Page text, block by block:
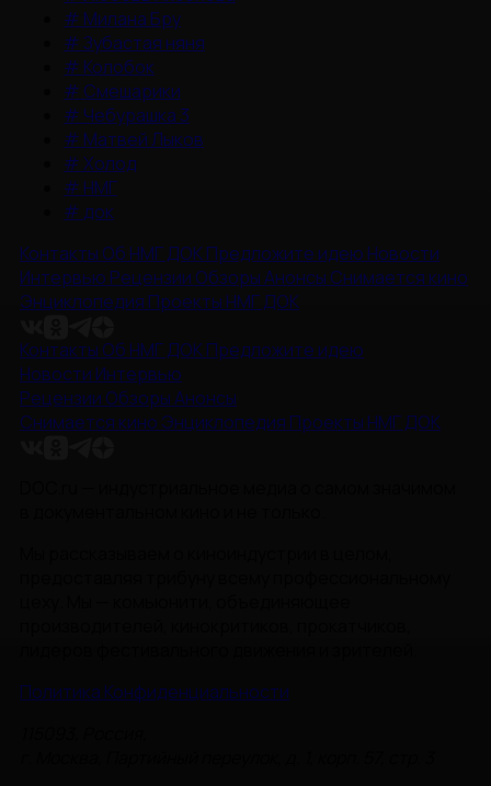
# Милана Бру
#Зубастая няня
# Колобок
# Смешарики
# Чебурашка 3
# Матвей Лыков
#Холод
# НМГ
# док
Контакты Об НМГ ДОКПредложите идею Новости
Интервью Рецензии ОбзорыАнонсы Снимается кино
Энциклопедия Проекты НМГ ДОК
Контакты Об НМГ ДОКПредложите идею
Новости Интервью
Рецензии ОбзорыАнонсы
Снимается кино Энциклопедия Проекты НМГ ДОК
Политика Конфиденциальности